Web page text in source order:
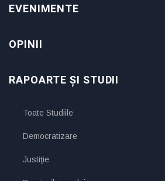
EVENIMENTE
OPINII
RAPOARTE ȘI STUDII
Toate Studiile
Democratizare
Justiţie